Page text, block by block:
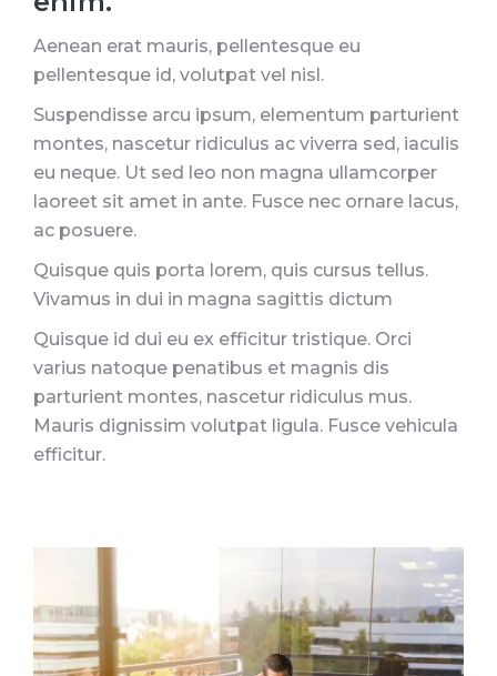
Aenean erat mauris, pellentesque eu
pellentesque id, volutpat vel nisl.
Suspendisse arcu ipsum, elementum parturient
montes, nascetur ridiculus ac viverra sed, iaculis
eu neque. Ut sed leo non magna ullamcorper
laoreet sit amet in ante. Fusce nec ornare lacus,
ac posuere.
Quisque quis porta lorem, quis cursus tellus.
Vivamus in dui in magna sagittis dictum
Quisque id dui eu ex efficitur tristique. Orci
varius natoque penatibus et magnis dis
parturient montes, nascetur ridiculus mus.
Mauris dignissim volutpat ligula. Fusce vehicula
efficitur.